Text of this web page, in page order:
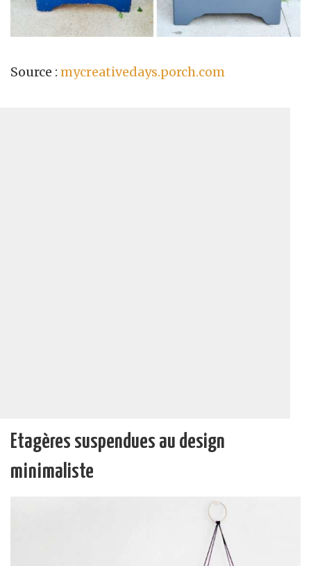
Source : mycreativedays.porch.com
Etagères suspendues au design
minimaliste